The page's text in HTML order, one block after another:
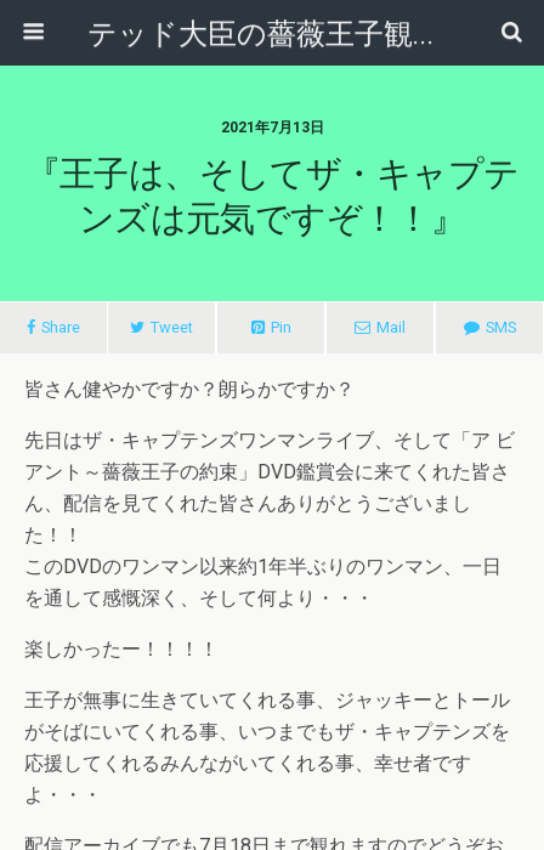
テッド大臣の薔薇王子観察日記
2021年7月13日
『王子は、そしてザ・キャプテ
ンズは元気ですぞ！！』
Share Tweet Pin Mail SMS
皆さん健やかですか？朗らかですか？
先日はザ・キャプテンズワンマンライブ、そして「ア ビ
アント～薔薇王子の約束」DVD鑑賞会に来てくれた皆さ
ん、配信を見てくれた皆さんありがとうございまし
た！！
このDVDのワンマン以来約1年半ぶりのワンマン、一日
を通して感慨深く、そして何より・・・
楽しかったー！！！！
王子が無事に生きていてくれる事、ジャッキーとトール
がそばにいてくれる事、いつまでもザ・キャプテンズを
応援してくれるみんながいてくれる事、幸せ者です
よ・・・